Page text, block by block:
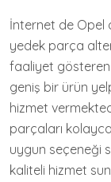
İnternet de Opel
yedek parça
faaliyet
geniş bir ürün
hizmet
parçaları
uygun seçeneği
kaliteli hizmet